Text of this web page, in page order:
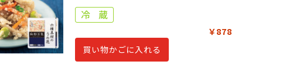
￥878
買い物かごに入れる